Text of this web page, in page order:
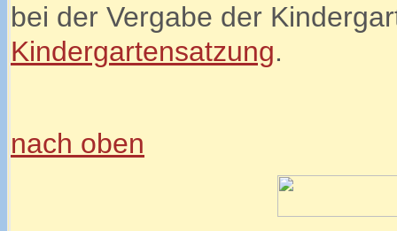
bei der Vergabe der
Kindergartensatzung.
nach oben